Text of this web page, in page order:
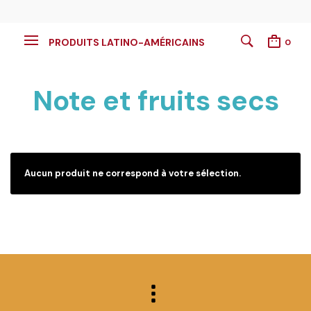
PRODUITS LATINO-AMÉRICAINS 0
Note et fruits secs
Aucun produit ne correspond à votre sélection.